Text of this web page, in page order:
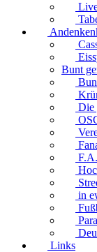
Bunt
Die
in
Links